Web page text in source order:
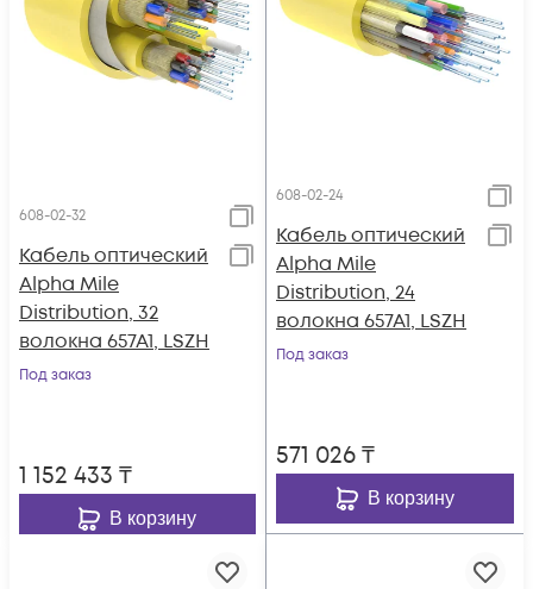
608-02-32
Кабель оптический
Alpha Mile
Distribution, 32
волокна 657A1, LSZH
Под заказ
1 152 433 ₸
В корзину
608-02-24
Кабель оптический
Alpha Mile
Distribution, 24
волокна 657A1, LSZH
Под заказ
571 026₸
В корзину